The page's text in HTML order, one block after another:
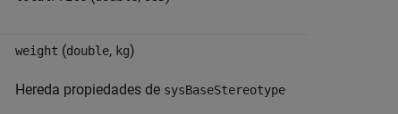
weight (double, kg)
Hereda propiedades de sysBaseStereotype